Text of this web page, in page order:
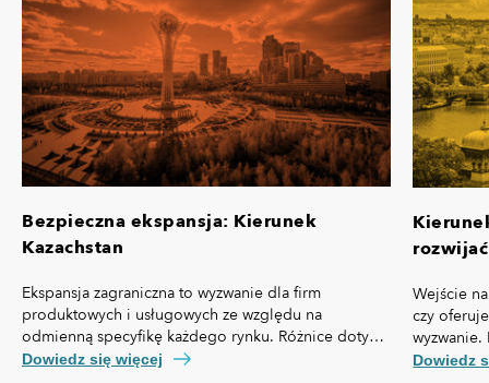
Bezpieczna ekspansja: Kierunek
Kazachstan
Ekspansja zagraniczna to wyzwanie dla firm
produktowych i usługowych ze względu na
odmienną specyfikę każdego rynku. Różnice dotyczą
nie tylko przepisów prawa czy technologii, ale też,
Dowiedz się więcej
Wejście
czy
własną
Dowiedz